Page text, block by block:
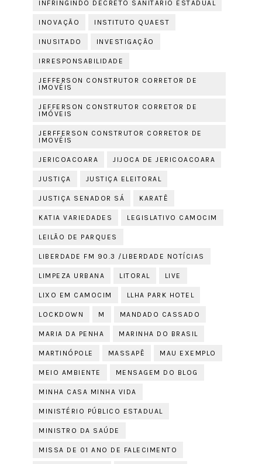
INFRINGINDO DECRETO SANITÁRIO ESTADUAL
INOVAÇÃO INSTITUTO QUAEST
INUSITADO INVESTIGAÇÃO
IRRESPONSABILIDADE
JEFFERSON CONSTRUTOR CORRETOR DE
IMOVÉIS
JEFFERSON CONSTRUTOR CORRETOR DE
IMÓVEIS
JERFFERSON CONSTRUTOR CORRETOR DE
IMOVÉIS
JERICOACOARA JIJOCA DE JERICOACOARA
JUSTIÇA JUSTIÇA ELEITORAL
JUSTIÇA SENADOR SÁ KARATÊ
KATIA VARIEDADES LEGISLATIVO CAMOCIM
LEILÃO DE PARQUES
LIBERDADE FM 90.3 /LIBERDADE NOTÍCIAS
LIMPEZA URBANA LITORAL LIVE
LIXO EM CAMOCIM LLHA PARK HOTEL
LOCKDOWN M MANDADO CASSADO
MARIA DA PENHA MARINHA DO BRASIL
MARTINÓPOLE MASSAPÊ MAU EXEMPLO
MEIO AMBIENTE MENSAGEM DO BLOG
MINHA CASA MINHA VIDA
MINISTÉRIO PÚBLICO ESTADUAL
MINISTRO DA SAÚDE
MISSA DE 01 ANO DE FALECIMENTO